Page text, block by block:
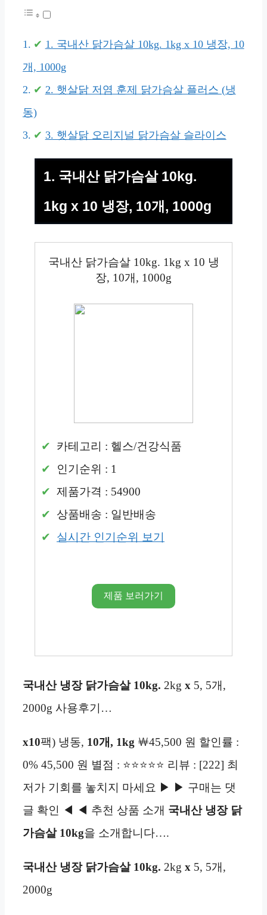
1. 국내산 닭가슴살 10kg. 1kg x 10 냉장, 10
개, 1000g
2. 햇살닭 저염 훈제 닭가슴살 플러스 (냉
동)
3. 햇살닭 오리지널 닭가슴살 슬라이스
1. 국내산 닭가슴살 10kg.
1kg x 10 냉장, 10개, 1000g
국내산 닭가슴살 10kg. 1kg x 10 냉
장, 10개, 1000g
카테고리 : 헬스/건강식품
인기순위 : 1
제품가격 : 54900
상품배송 : 일반배송
실시간 인기순위 보기
제품 보러가기
국내산 냉장 닭가슴살 10kg. 2kg x 5, 5개,
2000g 사용후기…
x10팩) 냉동, 10개, 1kg ￦45,500 원 할인률 :
0% 45,500 원 별점 : ⭐⭐⭐⭐⭐ 리뷰 : [222] 최
저가 기회를 놓치지 마세요 ▶ ▶ 구매는 댓
글 확인 ◀ ◀ 추천 상품 소개 국내산 냉장 닭
가슴살 10kg을 소개합니다….
국내산 냉장 닭가슴살 10kg. 2kg x 5, 5개,
2000g